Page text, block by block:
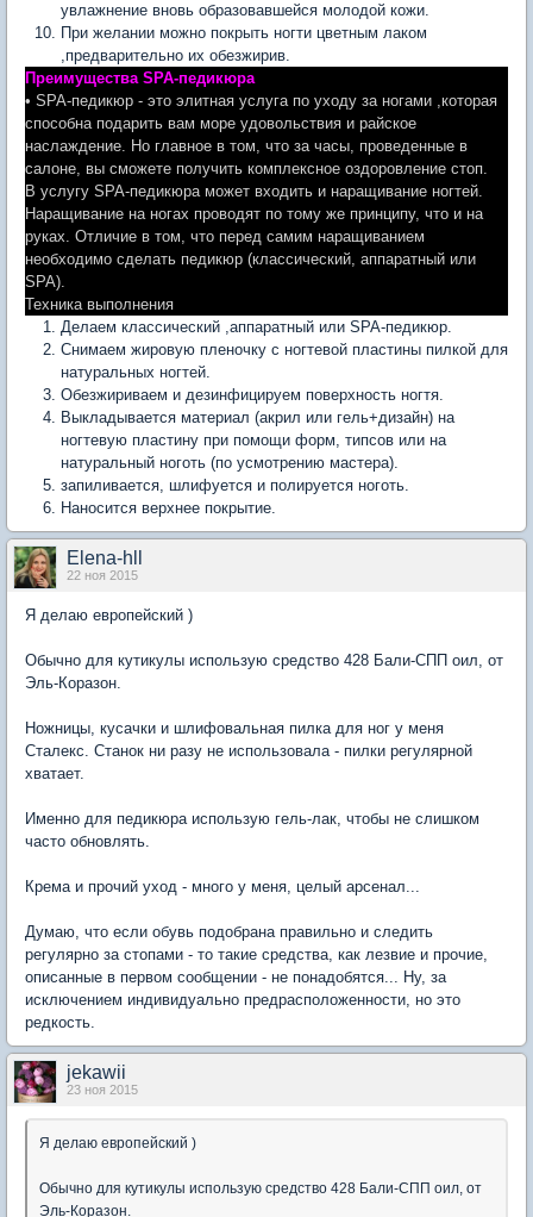
увлажнение вновь образовавшейся молодой кожи.
При желании можно покрыть ногти цветным лаком
,предварительно их обезжирив.
Преимущества SPA-педикюра
• SPA-педикюр - это элитная услуга по уходу за ногами ,которая
способна подарить вам море удовольствия и райское
наслаждение. Но главное в том, что за часы, проведенные в
салоне, вы сможете получить комплексное оздоровление стоп.
В услугу SPA-педикюра может входить и наращивание ногтей.
Наращивание на ногах проводят по тому же принципу, что и на
руках. Отличие в том, что перед самим наращиванием
необходимо сделать педикюр (классический, аппаратный или
SPA).
Техника выполнения
Делаем классический ,аппаратный или SPA-педикюр.
Cнимаем жировую пленочку с ногтевой пластины пилкой для
натуральных ногтей.
Обезжириваем и дезинфицируем поверхность ногтя.
Выкладывается материал (акрил или гель+дизайн) на
ногтевую пластину при помощи форм, типсов или на
натуральный ноготь (по усмотрению мастера).
запиливается, шлифуется и полируется ноготь.
Наносится верхнее покрытие.
Elena-hll
22 ноя 2015
Я делаю европейский )
Обычно для кутикулы использую средство 428 Бали-СПП оил, от
Эль-Коразон.
Ножницы, кусачки и шлифовальная пилка для ног у меня
Сталекс. Станок ни разу не использовала - пилки регулярной
хватает.
Именно для педикюра использую гель-лак, чтобы не слишком
часто обновлять.
Крема и прочий уход - много у меня, целый арсенал...
Думаю, что если обувь подобрана правильно и следить
регулярно за стопами - то такие средства, как лезвие и прочие,
описанные в первом сообщении - не понадобятся... Ну, за
исключением индивидуально предрасположенности, но это
редкость.
jekawii
23 ноя 2015
Я делаю европейский )
Обычно для кутикулы использую средство 428 Бали-СПП оил, от
Эль-Коразон.